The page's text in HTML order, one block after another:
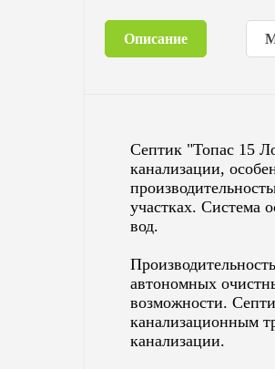
Описание
Септик "Топас 15
канализации,
участках. Система
вод.
автономных
возможности.
канализационным
канализации.